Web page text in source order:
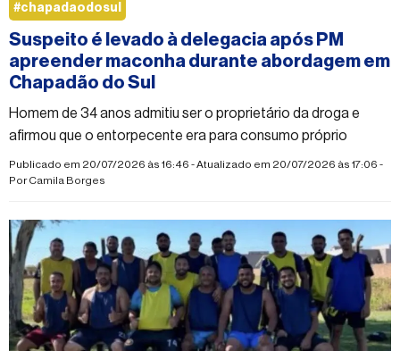
Suspeito é levado à delegacia após PM
apreender maconha durante abordagem em
Chapadão do Sul
Homem de 34 anos admitiu ser o proprietário da droga e
afirmou que o entorpecente era para consumo próprio
Publicado em 20/07/2026 às 16:46 - Atualizado em 20/07/2026 às 17:06 -
PorCamila Borges
#chapadaodosul